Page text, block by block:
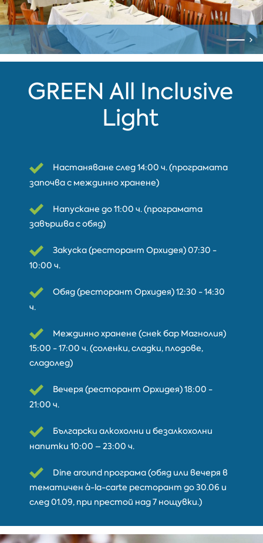
GREEN All Inclusive
Light
Настаняване след 14:00 ч. (програмата
започва с междинно хранене)
Напускане до 11:00 ч. (програмата
завършва с обяд)
Закуска (ресторант Орхидея) 07:30 -
10:00 ч.
Обяд (ресторант Орхидея) 12:30 - 14:30
ч.
Междинно хранене (снек бар Магнолия)
15:00 - 17:00 ч. (соленки, сладки, плодове,
сладолед)
Вечеря (ресторант Орхидея) 18:00 -
21:00 ч.
Български алкохолни и безалкохолни
напитки 10:00 – 23:00 ч.
Dine around програма (обяд или вечеря в
тематичен à-la-carte ресторант до 30.06 и
след 01.09, при престой над 7 нощувки.)